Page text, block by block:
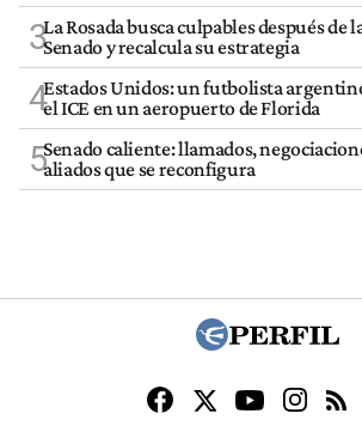
3La Rosada busca culpables después de
Senado y recalcula su estrategia
4Estados Unidos: un futbolista
el ICE en un aeropuerto de Florida
5Senado caliente: llamados,
aliados que se reconfigura